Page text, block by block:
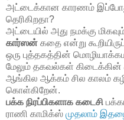
அட்டைக்கான காரணம்
தெரிகிறதா?
அட்டையில் அது நமக்கு
கார்ஸன் கதை என்று
ஒரு புத்தகத்தின்
மேலும் தகவல்கள் கிடைக்கின்
ஆங்கில ஆக்கம் சில காலம்
கொள்கிறேன்.
பக்க நிரப்பிகளாக கடைசி
ராணி காமிக்ஸ் முதலாம்